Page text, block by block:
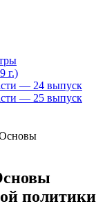
г.)
— 24 выпуск
— 25 выпуск
политики